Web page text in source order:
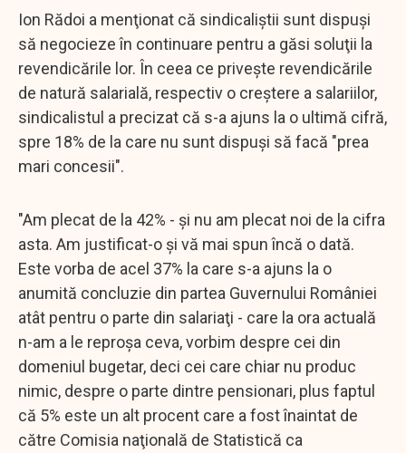
Ion Rădoi a menţionat că sindicaliştii sunt dispuşi
să negocieze în continuare pentru a găsi soluţii la
revendicările lor. În ceea ce priveşte revendicările
de natură salarială, respectiv o creştere a salariilor,
sindicalistul a precizat că s-a ajuns la o ultimă cifră,
spre 18% de la care nu sunt dispuşi să facă "prea
mari concesii".
"Am plecat de la 42% - şi nu am plecat noi de la cifra
asta. Am justificat-o şi vă mai spun încă o dată.
Este vorba de acel 37% la care s-a ajuns la o
anumită concluzie din partea Guvernului României
atât pentru o parte din salariaţi - care la ora actuală
n-am a le reproşa ceva, vorbim despre cei din
domeniul bugetar, deci cei care chiar nu produc
nimic, despre o parte dintre pensionari, plus faptul
că 5% este un alt procent care a fost înaintat de
către Comisia naţională de Statistică ca